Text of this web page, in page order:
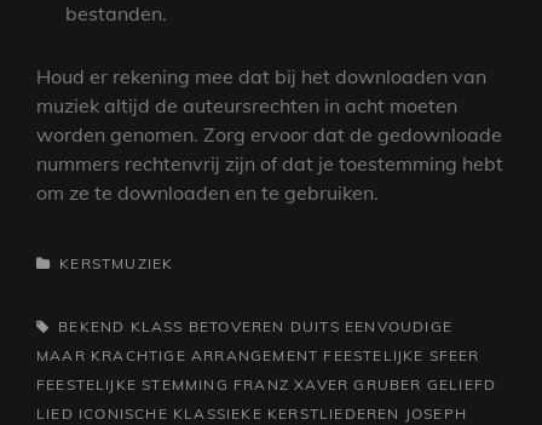
bestanden.
Houd er rekening mee dat bij het downloaden van
muziek altijd de auteursrechten in acht moeten
worden genomen. Zorg ervoor dat de gedownloade
nummers rechtenvrij zijn of dat je toestemming hebt
om ze te downloaden en te gebruiken.
CATEGORIEËN
KERSTMUZIEK
TAGS,BEKEND KLASS BETOVEREN DUITS EENVOUDIGE
MAAR KRACHTIGE ARRANGEMENT FEESTELIJKE SFEER
FEESTELIJKE STEMMING FRANZ XAVER GRUBER GELIEFD
LIED ICONISCHE KLASSIEKE KERSTLIEDEREN JOSEPH